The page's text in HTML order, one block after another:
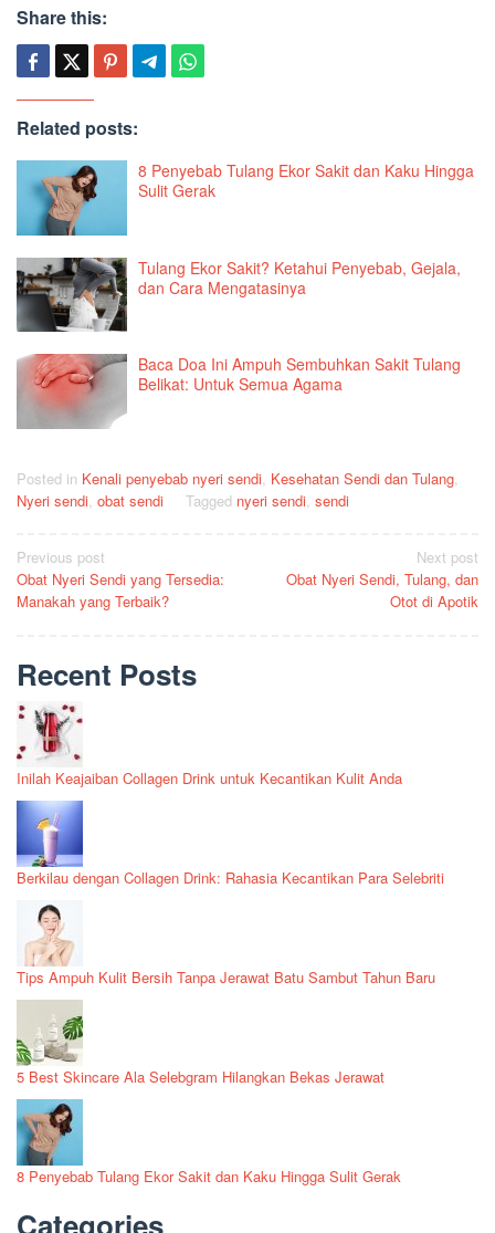
Share this:
Related posts:
8 Penyebab Tulang Ekor Sakit dan Kaku Hingga
Sulit Gerak
Tulang Ekor Sakit? Ketahui Penyebab, Gejala,
dan Cara Mengatasinya
Baca Doa Ini Ampuh Sembuhkan Sakit Tulang
Belikat: Untuk Semua Agama
Posted in Kenali penyebab nyeri sendi Kesehatan Sendi dan Tulang
Nyeri sendi obat sendi Tagged nyeri sendi sendi
Post
navigation
Previous post
Obat Nyeri Sendi yang Tersedia:
Manakah yang Terbaik?
Next post
Obat Nyeri Sendi, Tulang, dan
Otot di Apotik
Recent Posts
Inilah Keajaiban Collagen Drink untuk Kecantikan Kulit Anda
Berkilau dengan Collagen Drink: Rahasia Kecantikan Para Selebriti
Tips Ampuh Kulit Bersih Tanpa Jerawat Batu Sambut Tahun Baru
5 Best Skincare Ala Selebgram Hilangkan Bekas Jerawat
8 Penyebab Tulang Ekor Sakit dan Kaku Hingga Sulit Gerak
Categories